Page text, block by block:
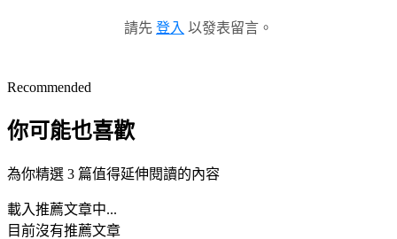
請先 登入 以發表留言。
Recommended
你可能也喜歡
為你精選 3 篇值得延伸閱讀的內容
載入推薦文章中...
目前沒有推薦文章